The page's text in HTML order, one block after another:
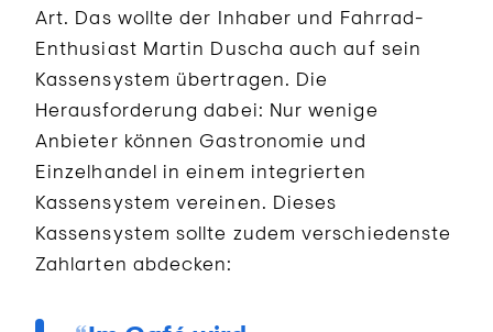
Art. Das wollte der Inhaber und Fahrrad-
Enthusiast Martin Duscha auch auf sein
Kassensystem übertragen. Die
Herausforderung dabei: Nur wenige
Anbieter können Gastronomie und
Einzelhandel in einem integrierten
Kassensystem vereinen. Dieses
Kassensystem sollte zudem verschiedenste
Zahlarten abdecken: